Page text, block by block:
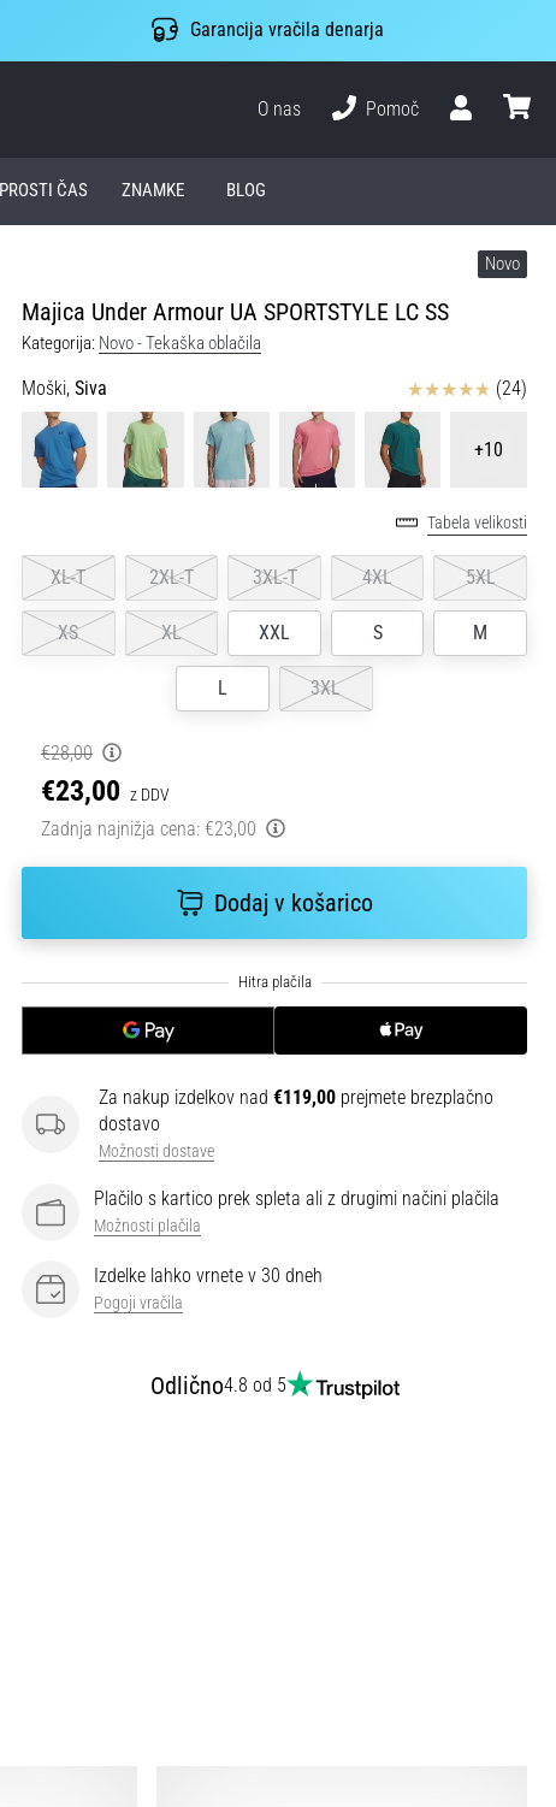
Garancija vračila denarja
O nas
Pomoč
PROSTI ČAS ZNAMKE BLOG
Novo
Majica Under Armour UA SPORTSTYLE LC SS
Kategorija: Novo - Tekaška oblačila
Moški, Siva Ocena izdelka(24)
+10
Tabela velikosti
XL-T 2XL-T 3XL-T 4XL 5XL
XS XL XXL S M
L 3XL
€28,00
€23,00 z DDV
Zadnja najnižja cena: €23,00
Dodaj v košarico
Za nakup izdelkov nad €119,00 prejmete brezplačno
dostavo
Možnosti dostave
Plačilo s kartico prek spleta ali z drugimi načini plačila
Možnosti plačila
Izdelke lahko vrnete v 30 dneh
Pogoji vračila
Odlično4.8 od 5